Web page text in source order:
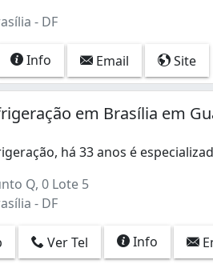
Maria) (1)
- DF
Info Email Site
em Brasília em
há 33 anos é
há 33 anos é
Q, 0 Lote 5
- DF
Ver Tel Info